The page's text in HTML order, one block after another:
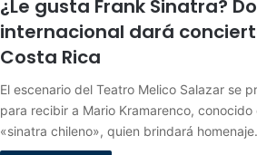
¿Le gusta Frank Sinatra?
internacional dará
Costa Rica
El escenario del Teatro Melico Salazar se
para recibir a Mario Kramarenco, conocido
«sinatra chileno», quien brindará